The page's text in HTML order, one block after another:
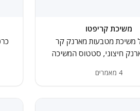
משיכת קריפטו
משיכת מטבעות מארנק קר
חיצוני, סטטוס המשיכה
4 מאמרים